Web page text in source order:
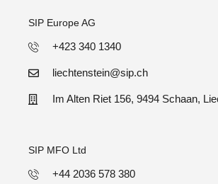
SIP Europe AG
+423 340 1340
liechtenstein@sip.ch
Im Alten Riet 156, 9494 Schaan,
SIP MFO Ltd
+44 2036 578 380